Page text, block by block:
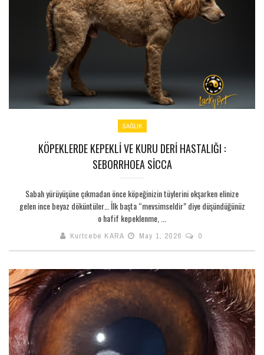
SAĞLIK
KÖPEKLERDE KEPEKLI VE KURU DERI HASTALIĞI :
SEBORRHOEA SICCA
Sabah yürüyüşüne çıkmadan önce köpeğinizin tüylerini okşarken elinize
gelen ince beyaz döküntüler… İlk başta “mevsimseldir” diye düşündüğünüz
o hafif kepeklenme, ...
Kurtcebe KARA May 1, 2026 0